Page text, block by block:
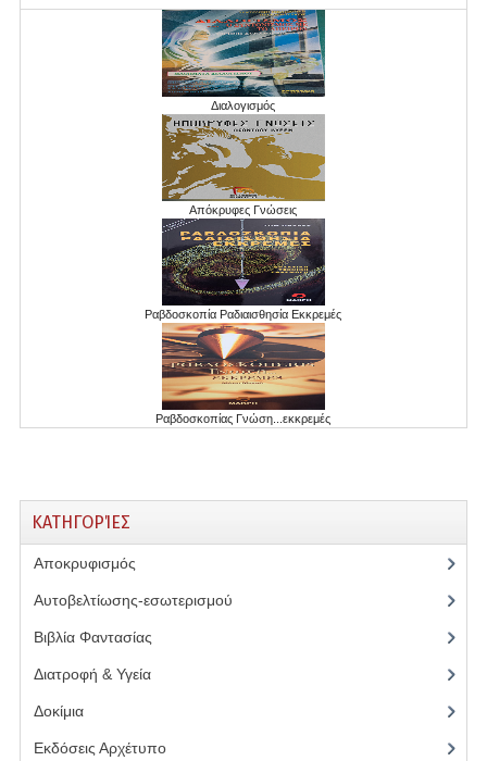
Διαλογισμός
Απόκρυφες Γνώσεις
Ραβδοσκοπία Ραδιαισθησία Εκκρεμές
Ραβδοσκοπίας Γνώση...εκκρεμές
ΚΑΤΗΓΟΡΊΕΣ
Αποκρυφισμός
Αυτοβελτίωσης-εσωτερισμού
Βιβλία Φαντασίας
Διατροφή & Υγεία(6)
Δοκίμια(1)
Εκδόσεις Αρχέτυπο(5)